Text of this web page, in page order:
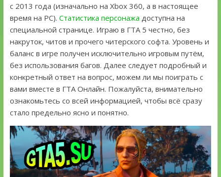
с 2013 года (изначально на Xbox 360, а в настоящее
время на PC). Статистика персонажа доступна на
специальной странице. Играю в ГТА 5 честно, без
накруток, читов и прочего читерского софта. Уровень и
баланс в игре получен исключительно игровым путём,
без использования багов. Далее следует подробный и
конкретный ответ на вопрос, можем ли мы поиграть с
вами вместе в ГТА Онлайн. Пожалуйста, внимательно
ознакомьтесь со всей информацией, чтобы всё сразу
стало предельно ясно и понятно.